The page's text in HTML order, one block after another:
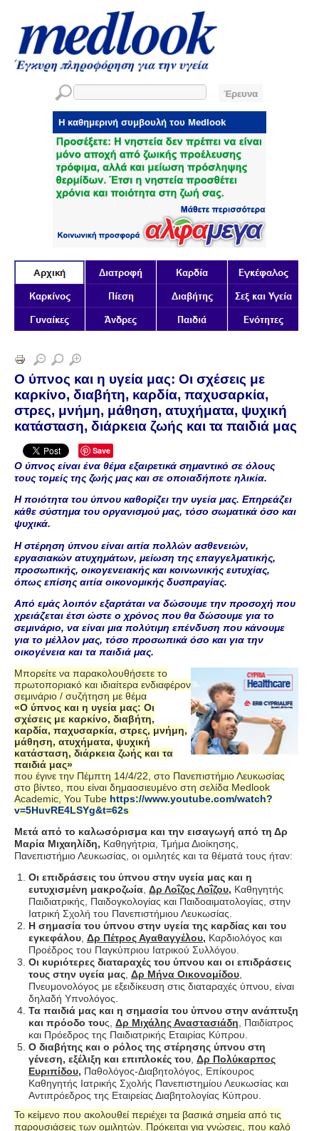
Ο ύπνος και η υγεία μας: Οι σχέσεις με
καρκίνο, διαβήτη, καρδία, παχυσαρκία,
στρες, μνήμη, μάθηση, ατυχήματα, ψυχική
κατάσταση, διάρκεια ζωής και τα παιδιά μας
Save
Ο ύπνος είναι ένα θέμα εξαιρετικά σημαντικό σε όλους
τους τομείς της ζωής μας και σε οποιαδήποτε ηλικία.
Η ποιότητα του ύπνου καθορίζει την υγεία μας. Επηρεάζει
κάθε σύστημα του οργανισμού μας, τόσο σωματικά όσο και
ψυχικά.
Η στέρηση ύπνου είναι αιτία πολλών ασθενειών,
εργασιακών ατυχημάτων, μείωση της επαγγελματικής,
προσωπικής, οικογενειακής και κοινωνικής ευτυχίας,
όπως επίσης αιτία οικονομικής δυσπραγίας.
Από εμάς λοιπόν εξαρτάται να δώσουμε την προσοχή που
χρειάζεται έτσι ώστε ο χρόνος που θα δώσουμε για το
σεμινάριο, να είναι μια πολύτιμη επένδυση που κάνουμε
για το μέλλον μας, τόσο προσωπικά όσο και για την
οικογένεια και τα παιδιά μας.
Μπορείτε να παρακολουθήσετε το
πρωτοποριακό και ιδιαίτερα ενδιαφέρον
σεμινάριο / συζήτηση με θέμα
«Ο ύπνος και η υγεία μας: Οι
σχέσεις με καρκίνο, διαβήτη,
καρδία, παχυσαρκία, στρες, μνήμη,
μάθηση, ατυχήματα, ψυχική
κατάσταση, διάρκεια ζωής και τα
παιδιά μας»
που έγινε την Πέμπτη 14/4/22, στο Πανεπιστήμιο Λευκωσίας
στο βίντεο, που είναι δημαοσιευμένο στη σελίδα Medlook
Academic, You Tube https://www.youtube.com/watch?
v=5HuvRE4LSYg&t=62s
Μετά από το καλωσόρισμα και την εισαγωγή από τη Δρ
Μαρία Μιχαηλίδη, Καθηγήτρια, Τμήμα Διοίκησης,
Πανεπιστήμιο Λευκωσίας, οι ομιλητές και τα θέματά τους ήταν:
Οι επιδράσεις του ύπνου στην υγεία μας και η
ευτυχισμένη μακροζωία Δρ Λοΐζος Λοΐζου, Καθηγητής
Παιδιατρικής, Παιδογκολογίας και Παιδοαιματολογίας, στην
Ιατρική Σχολή του Πανεπιστήμιου Λευκωσίας.
Η σημασία του ύπνου στην υγεία της καρδίας και του
εγκεφάλου Δρ Πέτρος Αγαθαγγέλου, Καρδιολόγος και
Προέδρος του Παγκύπριου Ιατρικού Συλλόγου.
Οι κυριότερες διαταραχές του ύπνου και οι επιδράσεις
τους στην υγεία μας Δρ Μήνα Οικονομίδου
Πνευμονολόγος με εξειδίκευση στις διαταραχές ύπνου, είναι
δηλαδή Υπνολόγος.
Τα παιδιά μας και η σημασία του ύπνου στην ανάπτυξη
και πρόοδο τους, Δρ Μιχάλης Αναστασιάδη , Παιδίατρος
και Πρόεδρος της Παιδιατρικής Εταιρίας Κύπρου.
Ο διαβήτης και ο ρόλος της στέρησης ύπνου στη
γένεση, εξέλιξη και επιπλοκές του Δρ Πολύκαρπος
Ευριπίδου, Παθολόγος-Διαβητολόγος, Επίκουρος
Καθηγητής Ιατρικής Σχολής Πανεπιστημίου Λευκωσίας και
Αντιπρόεδρος της Εταιρείας Διαβητολογίας Κύπρου.
Το κείμενο που ακολουθεί περιέχει τα βασικά σημεία από τις
παρουσιάσεις των ομιλητών. Πρόκειται για γνώσεις, που καλό